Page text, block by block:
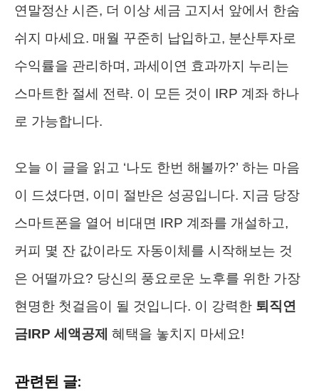
연말정산 시즌, 더 이상 세금 고지서 앞에서 한숨
쉬지 마세요. 매월 꾸준히 납입하고, 분산투자로
수익률을 관리하며, 과세이연 효과까지 누리는
스마트한 절세 전략. 이 모든 것이 IRP 계좌 하나
로 가능합니다.
오늘 이 글을 읽고 ‘나도 한번 해볼까?’ 하는 마음
이 드셨다면, 이미 절반은 성공입니다. 지금 당장
스마트폰을 열어 비대면 IRP 계좌를 개설하고,
커피 몇 잔 값이라도 자동이체를 시작해보는 것
은 어떨까요? 당신의 풍요로운 노후를 위한 가장
현명한 첫걸음이 될 것입니다. 이 강력한 퇴직연
금IRP 세액공제 혜택을 놓치지 마세요!
관련된 글: